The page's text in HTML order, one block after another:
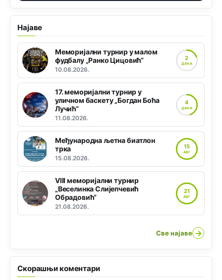
Најаве
Меморијални турнир у малом
фудбалу „Ранко Цицовић“
10.08.2026.
2
ДАНА
17. меморијални турнир у
уличном баскету „Богдан Боћа
Лучић“
11.08.2026.
4
ДАНА
Међународна љетна биатлон
трка
15.08.2026.
15
АВГ
VIII меморијални турнир
„Веселинка Слијепчевић
Обрадовић“
21.08.2026.
21
АВГ
Све најаве →
Скорашњи коментари